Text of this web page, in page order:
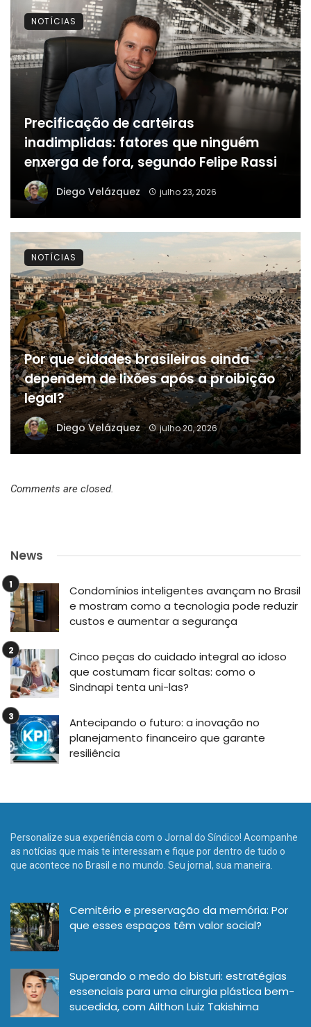
Precificação de carteiras
inadimplidas: fatores que ninguém
enxerga de fora, segundo Felipe Rassi
Diego Velázquez julho 23, 2026
NOTÍCIAS
Por que cidades brasileiras ainda
dependem de lixões após a proibição
legal?
Diego Velázquez julho 20, 2026
NOTÍCIAS
Comments are closed.
News
Condomínios inteligentes avançam no Brasil
e mostram como a tecnologia pode reduzir
custos e aumentar a segurança
Cinco peças do cuidado integral ao idoso
que costumam ficar soltas: como o
Sindnapi tenta uni-las?
Antecipando o futuro: a inovação no
planejamento financeiro que garante
resiliência
Personalize sua experiência com o Jornal do Síndico! Acompanhe
as notícias que mais te interessam e fique por dentro de tudo o
que acontece no Brasil e no mundo. Seu jornal, sua maneira.
Cemitério e preservação da memória: Por
que esses espaços têm valor social?
Superando o medo do bisturi: estratégias
essenciais para uma cirurgia plástica bem-
sucedida, com Ailthon Luiz Takishima